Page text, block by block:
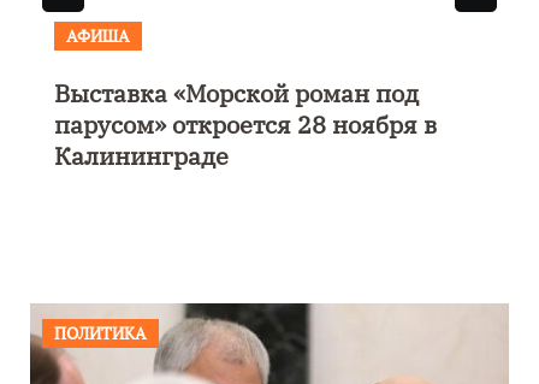
АФИША
Выставка «Морской роман под
парусом» откроется 28 ноября в
Калининграде
ПОЛИТИКА